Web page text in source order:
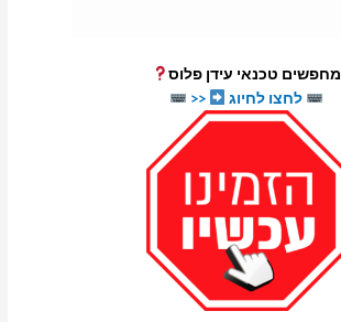
מחפשים טכנאי עידן פלוס
לחצו לחיוג
<<